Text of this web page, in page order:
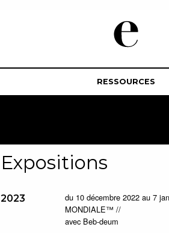
RESSOURCES
Expositions
2023
du 10 décembre 2022 au 7
MONDIALE™ //
avec Beb-deum